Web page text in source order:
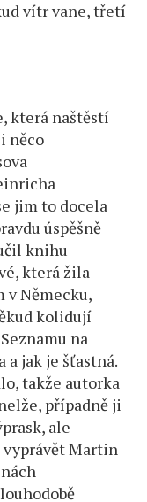
vítr vane, třetí
která naštěstí
něco
jim to docela
úspěšně
knihu
která žila
Německu,
kolidují
na
a jak je šťastná.
takže autorka
případně ji
ale
Martin